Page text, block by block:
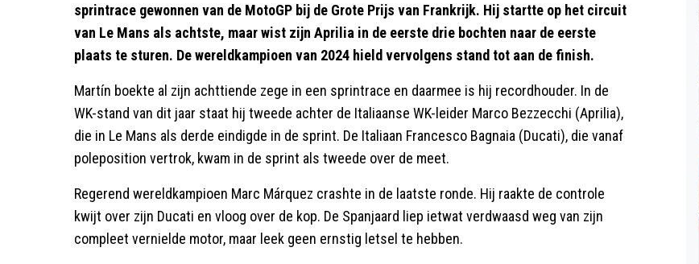
sprintrace gewonnen van de MotoGP bij de Grote Prijs van Frankrijk. Hij startte op het circuit
van Le Mans als achtste, maar wist zijn Aprilia in de eerste drie bochten naar de eerste
plaats te sturen. De wereldkampioen van 2024 hield vervolgens stand tot aan de finish.
Martín boekte al zijn achttiende zege in een sprintrace en daarmee is hij recordhouder. In de
WK-stand van dit jaar staat hij tweede achter de Italiaanse WK-leider Marco Bezzecchi (Aprilia),
die in Le Mans als derde eindigde in de sprint. De Italiaan Francesco Bagnaia (Ducati), die vanaf
poleposition vertrok, kwam in de sprint als tweede over de meet.
Regerend wereldkampioen Marc Márquez crashte in de laatste ronde. Hij raakte de controle
kwijt over zijn Ducati en vloog over de kop. De Spanjaard liep ietwat verdwaasd weg van zijn
compleet vernielde motor, maar leek geen ernstig letsel te hebben.